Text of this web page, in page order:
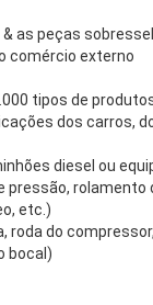
as peças
comércio externo
tipos de
dos carros,
diesel ou
etc.)
roda do
bocal)